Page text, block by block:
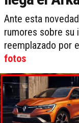
Ante esta
rumores sobre su
reemplazado por
fotos